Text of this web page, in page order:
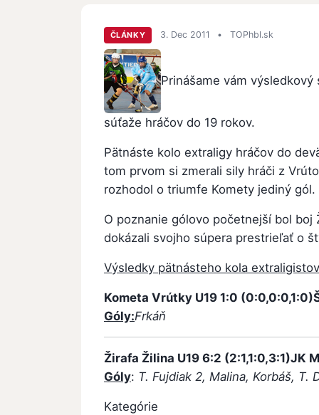
ČLÁNKY 3. Dec 2011 • TOPhbl.sk
Prinášame vám
súťaže hráčov do 19 rokov.
Pätnáste kolo extraligy hráčov do
tom prvom si zmerali sily hráči z
rozhodol o triumfe Komety jediný gól.
O poznanie gólovo početnejší bol
dokázali svojho súpera prestrieľať o
Výsledky pätnásteho kola
Kometa Vrútky U19 1:0 (0:0,0:0,1:0)
Góly:Frkáň
Žirafa Žilina U19 6:2 (2:1,1:0,3:1)JK
Góly: T. Fujdiak 2, Malina, Korbáš, T.
Kategórie